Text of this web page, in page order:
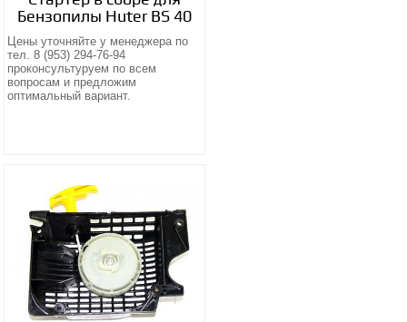
Бензопилы Huter BS 40
Цены уточняйте у менеджера по
тел. 8 (953) 294-76-94
проконсультуруем по всем
вопросам и предложим
оптимальный вариант.